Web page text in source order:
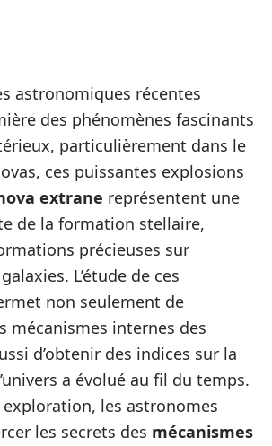
astronomiques récentes
des phénomènes fascinants
particulièrement dans le
ces puissantes explosions
extrane représentent une
de la formation stellaire,
précieuses sur
L’étude de ces
non seulement de
mécanismes internes des
d’obtenir des indices sur la
a évolué au fil du temps.
les astronomes
les secrets des mécanismes